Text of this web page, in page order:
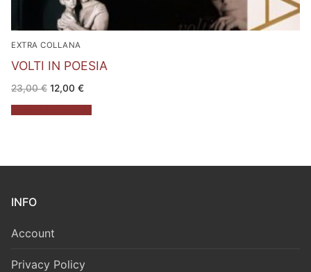
EXTRA COLLANA
VOLTI IN POESIA
23,00€ Il
prezzo
originale
era:
12,00 €Il
attuale
è:
INFO
Account
Privacy Policy